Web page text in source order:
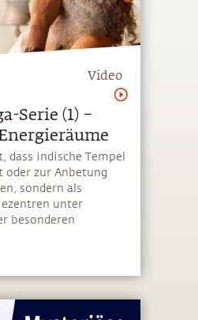
Video
Serie (1) –
dass indische Tempel
oder zur Anbetung
sondern als
unter
besonderen